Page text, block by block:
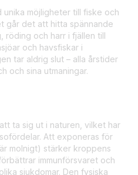
möjligheter till fiske och
går det att hitta spännande
röding och harr i fjällen till
och havsfiskar i
tar aldrig slut – alla årstider
och sina utmaningar.
ta sig ut i naturen, vilket har
Att exponeras för
molnigt) stärker kroppens
immunförsvaret och
sjukdomar. Den fysiska